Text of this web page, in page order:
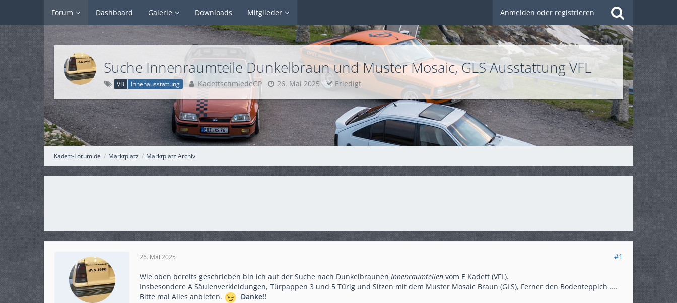
Forum Dashboard Galerie Downloads Mitglieder Anmelden oder registrieren
Kadett-Forum.de Marktplatz Marktplatz Archiv
Suche Innenraumteile Dunkelbraun und Muster Mosaic, GLS Ausstattung VFL
VB Innenausstattung KadettschmiedeGP 26. Mai 2025 Erledigt
26. Mai 2025 #1
Wie oben bereits geschrieben bin ich auf der Suche nach Dunkelbraunen Innenraumteilen vom E Kadett (VFL).
Insbesondere A Säulenverkleidungen, Türpappen 3 und 5 Türig und Sitzen mit dem Muster Mosaic Braun (GLS), Ferner den Bodenteppich ....
Bitte mal Alles anbieten.
Danke!!